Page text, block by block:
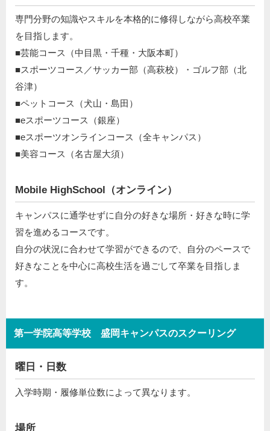
専門分野の知識やスキルを本格的に修得しながら高校卒業
を目指します。
■芸能コース（中目黒・千種・大阪本町）
■スポーツコース／サッカー部（高萩校）・ゴルフ部（北
谷津）
■ペットコース（犬山・島田）
■eスポーツコース（銀座）
■eスポーツオンラインコース（全キャンパス）
■美容コース（名古屋大須）
Mobile HighSchool（オンライン）
キャンパスに通学せずに自分の好きな場所・好きな時に学
習を進めるコースです。
自分の状況に合わせて学習ができるので、自分のペースで
好きなことを中心に高校生活を過ごして卒業を目指しま
す。
第一学院高等学校 盛岡キャンパスのスクーリング
曜日・日数
入学時期・履修単位数によって異なります。
場所